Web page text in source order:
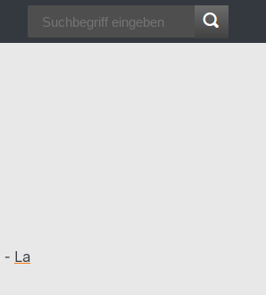
- La